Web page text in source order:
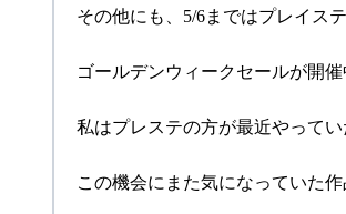
その他にも、5/6まではプレイス
ゴールデンウィークセールが開
私はプレステの方が最近やってい
この機会にまた気になっていた